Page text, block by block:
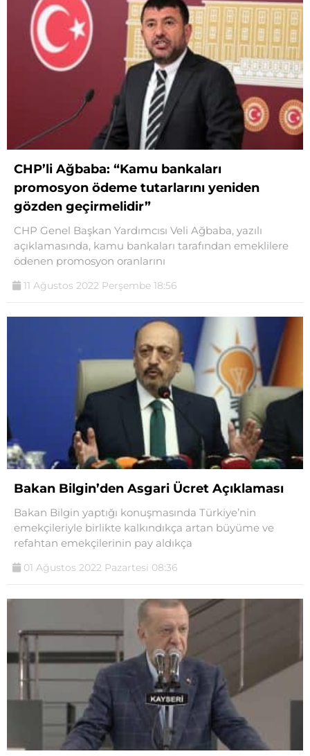
CHP’li Ağbaba: “Kamu bankaları
promosyon ödeme tutarlarını yeniden
gözden geçirmelidir”
CHP Genel Başkan Yardımcısı Veli Ağbaba, yazılı
açıklamasında, kamu bankaları tarafından emeklilere
ödenen promosyon oranlarını
11 Ağustos 2022 Perşembe 18:56
Bakan Bilgin’den Asgari Ücret Açıklaması
Bakan Bilgin yaptığı konuşmasında Türkiye’nin
emekçileriyle birlikte kalkındıkça artan büyüme ve
refahtan emekçilerinin pay aldıkça
01 Ağustos 2022 Pazartesi 08:36